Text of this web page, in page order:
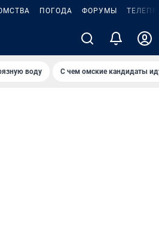
ПОГОДА ФОРУМЫ
воду С чем омские кандидаты